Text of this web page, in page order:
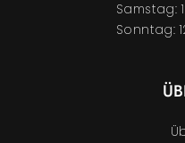
Samstag:
Sonntag: